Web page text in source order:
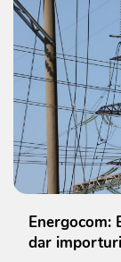
Energocom:
dar